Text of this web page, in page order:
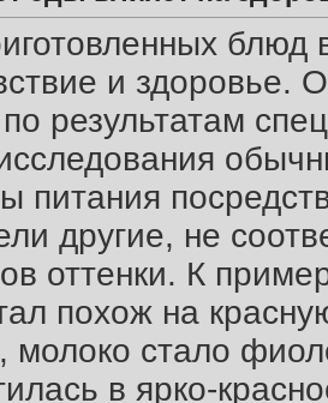
блюд
и здоровье.
результатам
питания
другие, не
оттенки. К
похож на
молоко стало
в ярко-